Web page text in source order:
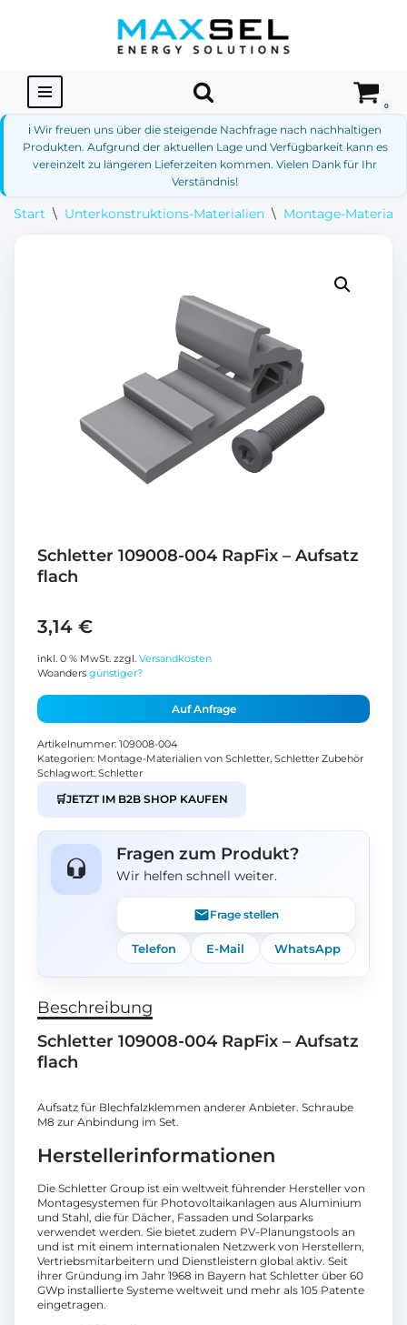
springen
0
ℹ️ Wir freuen uns über die steigende Nachfrage nach nachhaltigen
Produkten. Aufgrund der aktuellen Lage und Verfügbarkeit kann es
vereinzelt zu längeren Lieferzeiten kommen. Vielen Dank für Ihr
Verständnis!
Start \ Unterkonstruktions-Materialien \ Montage-
Schletter 109008-004 RapFix – Aufsatz
flach
3,14 €
inkl. 0 % MwSt. zzgl. Versandkosten
Woanders günstiger?
Auf Anfrage
Artikelnummer: 109008-004
Kategorien: Montage-Materialien von Schletter, Schletter Zubehör
Schlagwort: Schletter
🛒JETZT IM B2B SHOP KAUFEN
Fragen zum Produkt?
Wir helfen schnell weiter.
Frage stellen
Telefon E-Mail WhatsApp
Beschreibung
Schletter 109008-004 RapFix – Aufsatz
flach
Aufsatz für Blechfalzklemmen anderer Anbieter. Schraube
M8 zur Anbindung im Set.
Herstellerinformationen
Die Schletter Group ist ein weltweit führender Hersteller von
Montagesystemen für Photovoltaikanlagen aus Aluminium
und Stahl, die für Dächer, Fassaden und Solarparks
verwendet werden. Sie bietet zudem PV-Planungstools an
und ist mit einem internationalen Netzwerk von Herstellern,
Vertriebsmitarbeitern und Dienstleistern global aktiv. Seit
ihrer Gründung im Jahr 1968 in Bayern hat Schletter über 60
GWp installierte Systeme weltweit und mehr als 105 Patente
eingetragen.